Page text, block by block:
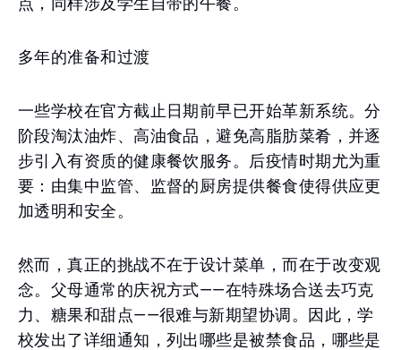
多年的准备和过渡
一些学校在官方截止日期前早已开始革新系统。分
阶段淘汰油炸、高油食品，避免高脂肪菜肴，并逐
步引入有资质的健康餐饮服务。后疫情时期尤为重
要：由集中监管、监督的厨房提供餐食使得供应更
加透明和安全。
然而，真正的挑战不在于设计菜单，而在于改变观
念。父母通常的庆祝方式——在特殊场合送去巧克
力、糖果和甜点——很难与新期望协调。因此，学
校发出了详细通知，列出哪些是被禁食品，哪些是